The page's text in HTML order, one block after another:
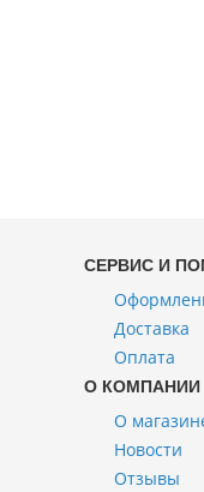
СЕРВИС И
Доставка
Оплата
О КОМПАНИИ
О
Новости
Отзывы